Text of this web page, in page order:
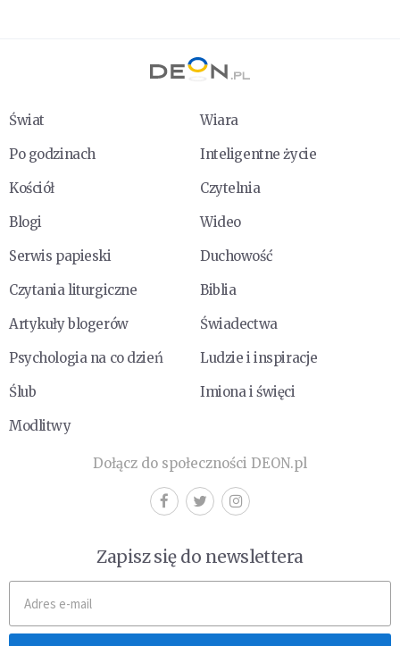
Świat
Wiara
Po godzinach
Inteligentne życie
Kościół
Czytelnia
Blogi
Wideo
Serwis papieski
Duchowość
Czytania liturgiczne
Biblia
Artykuły blogerów
Świadectwa
Psychologia na co dzień
Ludzie i inspiracje
Ślub
Imiona i święci
Modlitwy
Dołącz do społeczności DEON.pl
Zapisz się do newslettera